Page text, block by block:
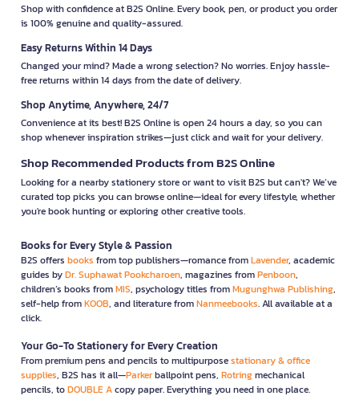
Shop with confidence at B2S Online. Every book, pen, or product you order
is 100% genuine and quality-assured.
Easy Returns Within 14 Days
Changed your mind? Made a wrong selection? No worries. Enjoy hassle-
free returns within 14 days from the date of delivery.
Shop Anytime, Anywhere, 24/7
Convenience at its best! B2S Online is open 24 hours a day, so you can
shop whenever inspiration strikes—just click and wait for your delivery.
Shop Recommended Products from B2S Online
Looking for a nearby stationery store or want to visit B2S but can't? We’ve
curated top picks you can browse online—ideal for every lifestyle, whether
you're book hunting or exploring other creative tools.
Books for Every Style & Passion
B2S offers books from top publishers—romance fromLavender, academic
guides byDr. Suphawat Pookcharoen, magazines fromPenboon,
children’s books fromMIS, psychology titles fromMugunghwa Publishing,
self-help fromKOOB, and literature fromNanmeebooks. All available at a
click.
Your Go-To Stationery for Every Creation
From premium pens and pencils to multipurposestationary & office
supplies, B2S has it all—Parkerballpoint pens, Rotringmechanical
pencils, toDOUBLE Acopy paper. Everything you need in one place.